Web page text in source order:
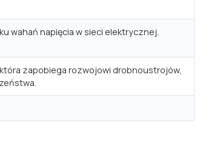
wahań napięcia w sieci elektrycznej.
zapobiega rozwojowi drobnoustrojów,